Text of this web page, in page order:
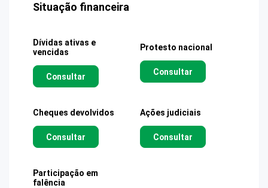
Situação financeira
Dívidas ativas e
vencidas
Consultar
Protesto nacional
Consultar
Cheques devolvidos
Consultar
Ações judiciais
Consultar
Participação em
falência